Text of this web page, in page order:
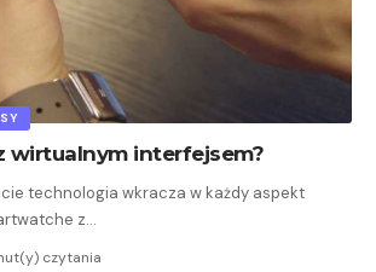
wirtualnym interfejsem?
technologia wkracza w każdy aspekt
z…
czytania